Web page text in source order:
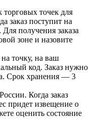
точек для
заказ поступит на
получения заказа
зоне и назовите
на точку, на ваш
код. Заказ нужно
Срок хранения — 3
Когда заказ
придет извещение о
оценить состояние